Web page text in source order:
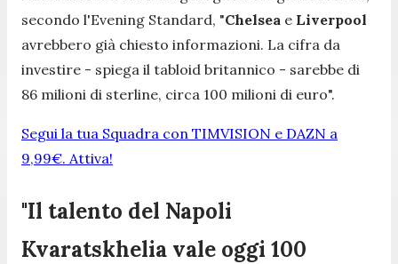
secondo l'Evening Standard, "Chelsea e Liverpool
avrebbero già chiesto informazioni. La cifra da
investire - spiega il tabloid britannico - sarebbe di
86 milioni di sterline, circa 100 milioni di euro".
Segui la tua Squadra con TIMVISION e DAZN a
9,99€. Attiva!
"Il talento del Napoli
Kvaratskhelia vale oggi 100